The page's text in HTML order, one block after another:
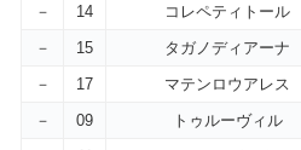
－
14 コレペティトール
－
15 タガノディアーナ
－
17 マテンロウアレス
－
09 トゥルーヴィル